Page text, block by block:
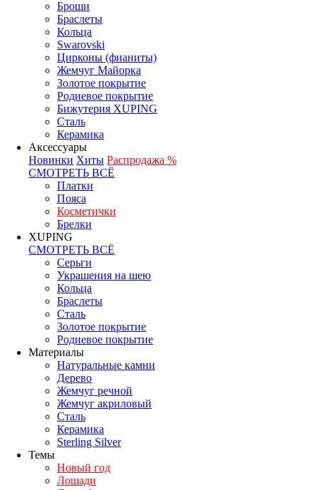
Броши
Браслеты
Кольца
Swarovski
Цирконы (фианиты)
Жемчуг Майорка
Золотое покрытие
Родиевое покрытие
Бижутерия XUPING
Сталь
Керамика
Аксессуары
Новинки Хиты Распродажа %
СМОТРЕТЬ ВСЁ
Платки
Пояса
Косметички
Брелки
XUPING
СМОТРЕТЬ ВСЁ
Серьги
Украшения на шею
Кольца
Браслеты
Сталь
Золотое покрытие
Родиевое покрытие
Материалы
Натуральные камни
Дерево
Жемчуг речной
Жемчуг акриловый
Сталь
Керамика
Sterling Silver
Темы
Новый год
Лошади